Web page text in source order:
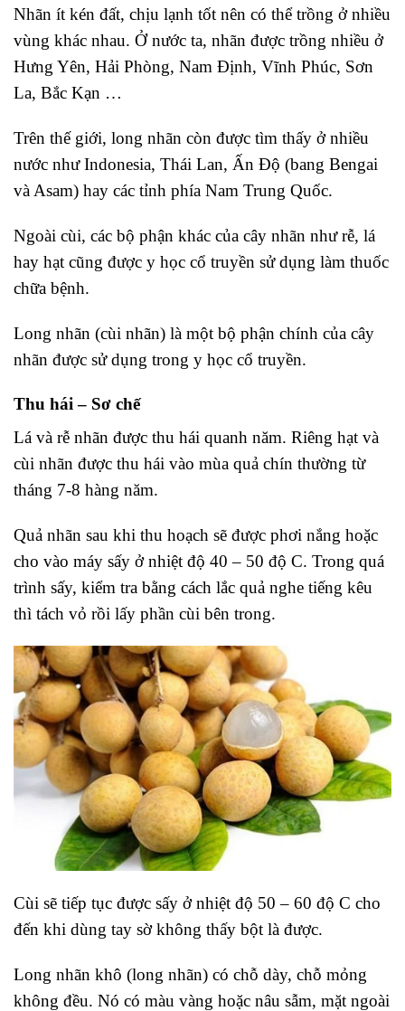
Nhãn ít kén đất, chịu lạnh tốt nên có thể trồng ở nhiều
vùng khác nhau. Ở nước ta, nhãn được trồng nhiều ở
Hưng Yên, Hải Phòng, Nam Định, Vĩnh Phúc, Sơn
La, Bắc Kạn …
Trên thế giới, long nhãn còn được tìm thấy ở nhiều
nước như Indonesia, Thái Lan, Ấn Độ (bang Bengai
và Asam) hay các tỉnh phía Nam Trung Quốc.
Ngoài cùi, các bộ phận khác của cây nhãn như rễ, lá
hay hạt cũng được y học cổ truyền sử dụng làm thuốc
chữa bệnh.
Long nhãn (cùi nhãn) là một bộ phận chính của cây
nhãn được sử dụng trong y học cổ truyền.
Thu hái – Sơ chế
Lá và rễ nhãn được thu hái quanh năm. Riêng hạt và
cùi nhãn được thu hái vào mùa quả chín thường từ
tháng 7-8 hàng năm.
Quả nhãn sau khi thu hoạch sẽ được phơi nắng hoặc
cho vào máy sấy ở nhiệt độ 40 – 50 độ C. Trong quá
trình sấy, kiểm tra bằng cách lắc quả nghe tiếng kêu
thì tách vỏ rồi lấy phần cùi bên trong.
Cùi sẽ tiếp tục được sấy ở nhiệt độ 50 – 60 độ C cho
đến khi dùng tay sờ không thấy bột là được.
Long nhãn khô (long nhãn) có chỗ dày, chỗ mỏng
không đều. Nó có màu vàng hoặc nâu sẫm, mặt ngoài